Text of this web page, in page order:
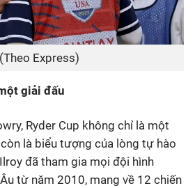
(Theo Express)
giải đấu
Ryder Cup không chỉ là một
là biểu tượng của lòng tự hào
đã tham gia mọi đội hình
từ năm 2010, mang về 12 chiến